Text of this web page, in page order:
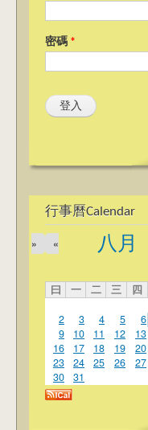
密碼 *
行事曆Calendar
八月
«
»
曰 一 二 三 四
2
3 4 5 6
9
10 11 12 13
16
17 18 19 20
23
24 25 26 27
30
31